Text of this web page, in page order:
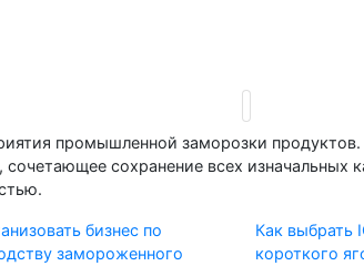
промышленной заморозки
сохранение всех изначальных
бизнес по
замороженного
Как выбрать
короткого